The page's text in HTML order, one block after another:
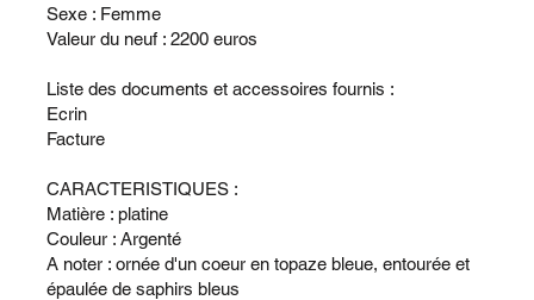
Sexe : Femme
Valeur du neuf : 2200 euros
Liste des documents et accessoires fournis :
Ecrin
Facture
CARACTERISTIQUES :
Matière : platine
Couleur : Argenté
A noter : ornée d'un coeur en topaze bleue, entourée et
épaulée de saphirs bleus